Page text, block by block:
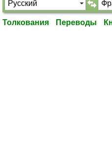
Толкования Переводы